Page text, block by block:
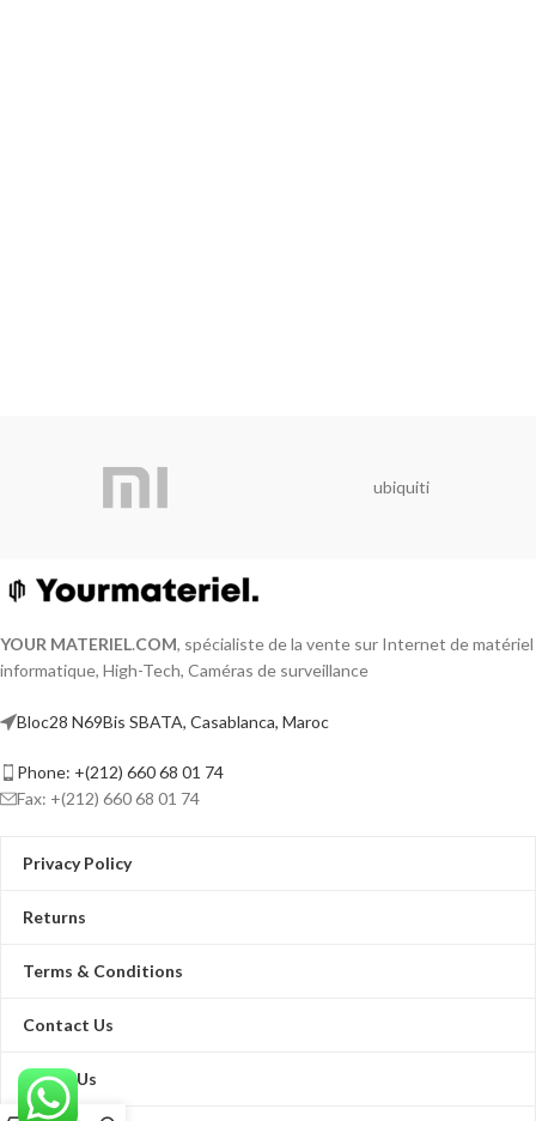
ubiquiti
YOUR MATERIEL.COM, spécialiste de la vente sur Internet de matériel
informatique, High-Tech, Caméras de surveillance
Bloc28 N69Bis SBATA, Casablanca, Maroc
Phone: +(212) 660 68 01 74
Fax: +(212) 660 68 01 74
Privacy Policy
Returns
Terms & Conditions
Contact Us
About Us